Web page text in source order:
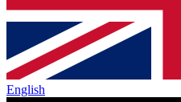
English